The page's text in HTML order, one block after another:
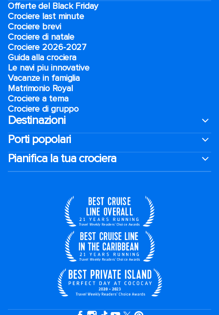
Offerte del Black Friday
Crociere last minute
Crociere brevi​
Crociere di natale​
Crociere 2026-2027
Guida alla crociera
Le navi piu innovative
Vacanze in famiglia
Matrimonio Royal
Crociere a tema
Crociere di gruppo
Destinazioni
Porti popolari
Pianifica la tua crociera